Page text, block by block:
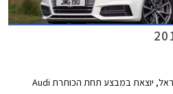
צ'מפיון מוטורס, יבואנית אאודי לישראל, יוצאת במבצע תחת הכותרת Audi